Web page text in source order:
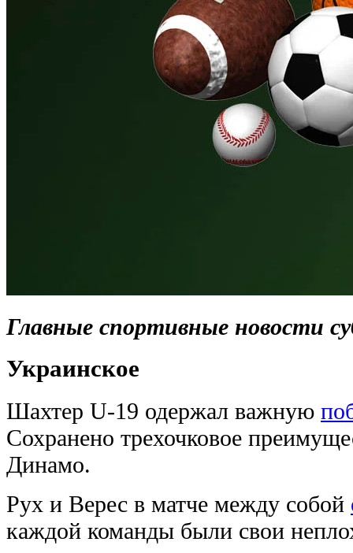
Главные спортивные новости
Украинское
Шахтер U-19 одержал важную
Сохранено трехочковое
Динамо.
Рух и Верес в матче между собой
каждой команды были свои